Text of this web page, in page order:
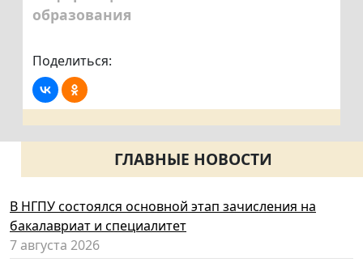
образования
Поделиться:
ГЛАВНЫЕ НОВОСТИ
В НГПУ состоялся основной этап зачисления на
бакалавриат и специалитет
7 августа 2026